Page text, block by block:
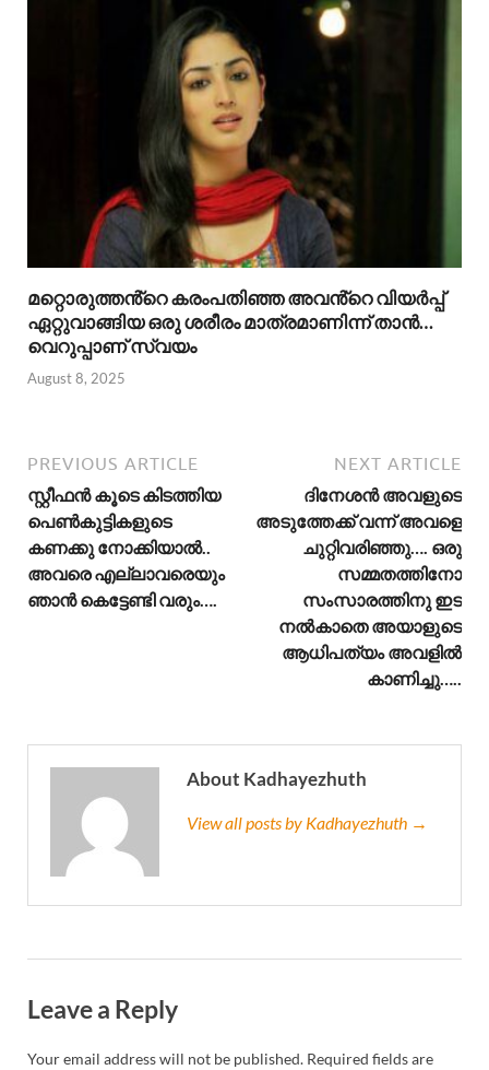
മറ്റൊരുത്തൻ്റെ കരംപതിഞ്ഞ അവൻ്റെ വിയർപ്പ്
ഏറ്റുവാങ്ങിയ ഒരു ശരീരം മാത്രമാണിന്ന് താൻ…
വെറുപ്പാണ് സ്വയം
August 8, 2025
PREVIOUS ARTICLE
സ്റ്റീഫൻ കൂടെ കിടത്തിയ
പെൺകുട്ടികളുടെ
കണക്കു നോക്കിയാൽ..
അവരെ എല്ലാവരെയും
ഞാൻ കെട്ടേണ്ടി വരും….
NEXT ARTICLE
ദിനേശൻ അവളുടെ
അടുത്തേക്ക് വന്ന് അവളെ
ചുറ്റിവരിഞ്ഞു…. ഒരു
സമ്മതത്തിനോ
സംസാരത്തിനു ഇട
നൽകാതെ അയാളുടെ
ആധിപത്യം അവളിൽ
കാണിച്ചു…..
About Kadhayezhuth
View all posts by Kadhayezhuth →
Leave a Reply
Your email address will not be published. Required fields are